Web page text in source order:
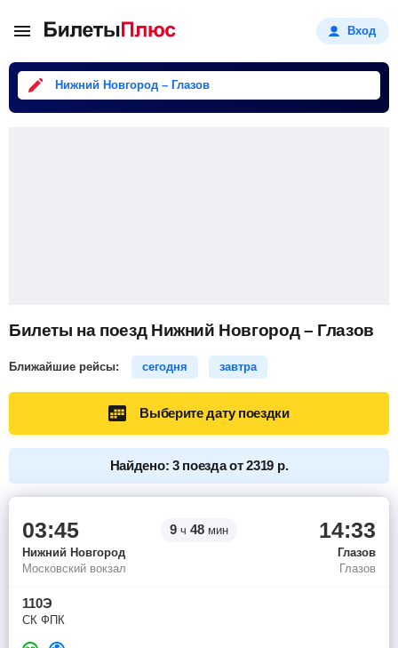
Вход
Нижний Новгород – Глазов
Билеты на поезд Нижний Новгород – Глазов
Ближайшие рейсы: сегодня завтра
Выберите дату поездки
Найдено: 3 поезда от 2319 р.
03:45 9 ч 48 мин 14:33
Нижний Новгород
Глазов
Московский вокзал
Глазов
110Э
СК ФПК